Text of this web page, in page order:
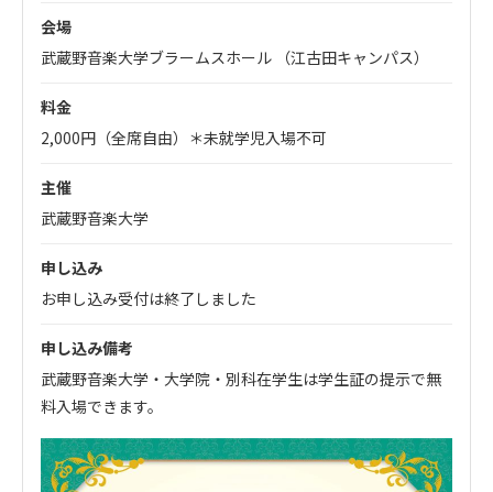
会場
武蔵野音楽大学ブラームスホール （江古田キャンパス）
料金
2,000円（全席自由）＊未就学児入場不可
主催
武蔵野音楽大学
申し込み
お申し込み受付は終了しました
申し込み備考
武蔵野音楽大学・大学院・別科在学生は学生証の提示で無
料入場できます。